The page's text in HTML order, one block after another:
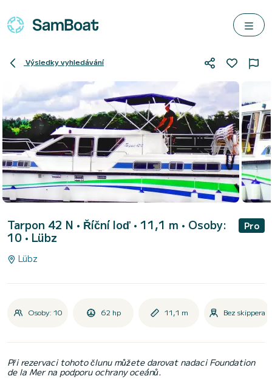
Výsledky vyhledávání
Tarpon 42 N • Říční loď • 11,1 m • Osoby:
10 • Lübz
Pro
Lübz
Osoby: 10 62 hp 11,1 m Bez skippera
Při rezervaci tohoto člunu můžete darovat nadaci Foundation
de la Mer na podporu ochrany oceánů.